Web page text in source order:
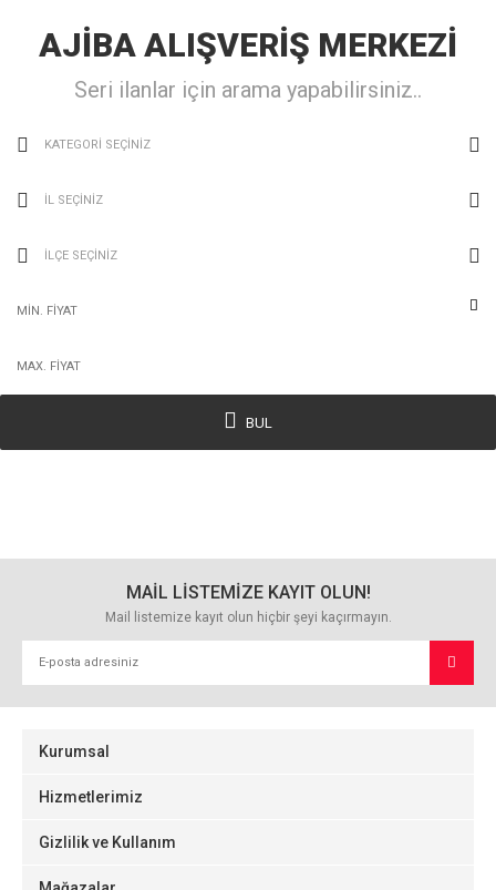
AJİBA ALIŞVERİŞ MERKEZİ
Seri ilanlar için arama yapabilirsiniz..
KATEGORİ SEÇİNİZ
İL SEÇİNİZ
İLÇE SEÇİNİZ
BUL
MAİL LİSTEMİZE KAYIT OLUN!
Mail listemize kayıt olun hiçbir şeyi kaçırmayın.
Kurumsal
Hizmetlerimiz
Gizlilik ve Kullanım